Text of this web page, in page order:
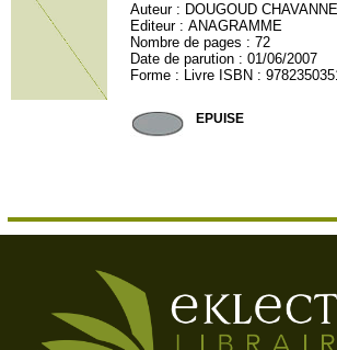
Auteur : DOUGOUD
Editeur :ANAGRAMME
Nombre de pages : 72
Date de parution : 01/06/2007
Forme : Livre ISBN :
EPUISE